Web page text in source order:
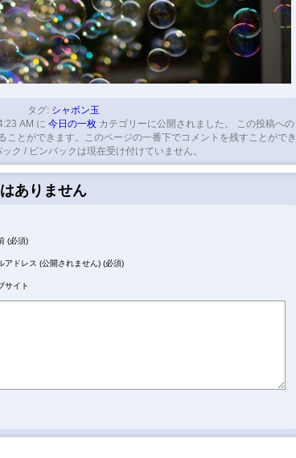
タグ: シャボン玉
AM に 今日の一枚 カテゴリーに公開されました。 この投稿への
ことができます。このページの一番下でコメントを残すことができ
ク / ピンバックは現在受け付けていません。
ありません
(必須)
アドレス (公開されません) (必須)
サイト